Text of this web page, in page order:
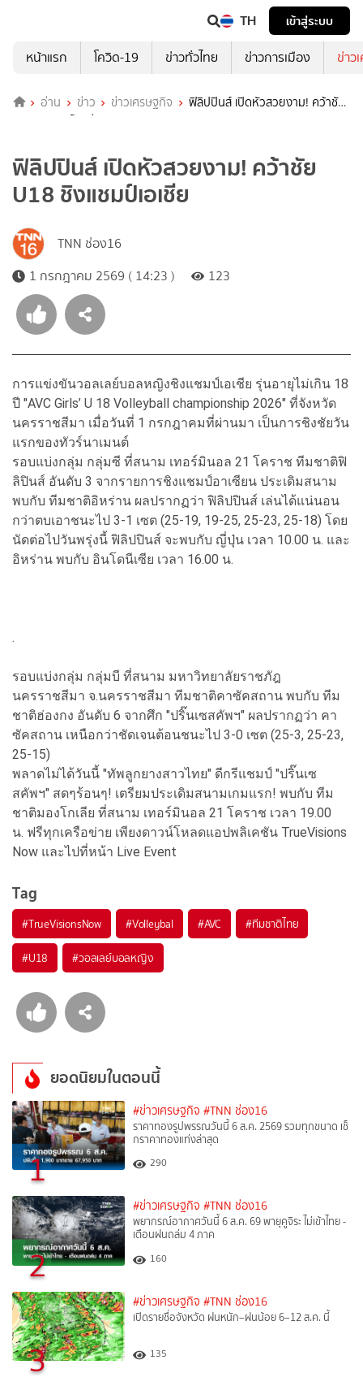
TH
เข้าสู่ระบบ
หน้าแรก
โควิด-19 ข่าวทั่วไทย ข่าวการเมือง ข่าว
อ่าน ข่าว ข่าวเศรษฐกิจ
ฟิลิปปินส์ เปิดหัวสวยงาม! คว้าชัย
U18 ชิงแชมป์เอเชีย
ฟิลิปปินส์ เปิดหัวสวยงาม! คว้าชัย
U18 ชิงแชมป์เอเชีย
TNN ช่อง16
1 กรกฎาคม 2569 ( 14:23 )
123
การแข่งขันวอลเลย์บอลหญิงชิงแชมป์เอเชีย รุ่นอายุไม่เกิน 18
ปี "AVC Girls’ U 18 Volleyball championship 2026" ที่จังหวัด
นครราชสีมา เมื่อวันที่ 1 กรกฎาคมที่ผ่านมา เป็นการชิงชัยวัน
แรกของทัวร์นาเมนต์
รอบแบ่งกลุ่ม กลุ่มซี ที่สนาม เทอร์มินอล 21 โคราช ทีมชาติฟิ
ลิปินส์ อันดับ 3 จากรายการชิงแชมป์อาเซียน ประเดิมสนาม
พบกับ ทีมชาติอิหร่าน ผลปรากฏว่า ฟิลิปปินส์ เล่นได้แน่นอน
กว่าตบเอาชนะไป 3-1 เซต (25-19, 19-25, 25-23, 25-18) โดย
นัดต่อไปวันพรุ่งนี้ ฟิลิปปินส์ จะพบกับ ญี่ปุ่น เวลา 10.00 น. และ
อิหร่าน พบกับ อินโดนีเซีย เวลา 16.00 น.
.
รอบแบ่งกลุ่ม กลุ่มบี ที่สนาม มหาวิทยาลัยราชภัฎ
นครราชสีมา จ.นครราชสีมา ทีมชาติคาซัคสถาน พบกับ ทีม
ชาติฮ่องกง อันดับ 6 จากศึก "ปริ๊นเซสคัพฯ" ผลปรากฏว่า คา
ซัคสถาน เหนือกว่าชัดเจนต้อนชนะไป 3-0 เซต (25-3, 25-23,
25-15)
พลาดไม่ได้วันนี้ "ทัพลูกยางสาวไทย" ดีกรีแชมป์ "ปริ๊นเซ
สคัพฯ" สดๆร้อนๆ! เตรียมประเดิมสนามเกมแรก! พบกับ ทีม
ชาติมองโกเลีย ที่สนาม เทอร์มินอล 21 โคราช เวลา 19.00
น. ฟรีทุกเครือข่าย เพียงดาวน์โหลดแอปพลิเคชัน TrueVisions
Now และไปที่หน้า Live Event
Tag
#TrueVisionsNow #Volleybal #AVC #ทีมชาติไทย
#U18 #วอลเลย์บอลหญิง
ยอดนิยมในตอนนี้
1
#ข่าวเศรษฐกิจ #TNN ช่อง16
ราคาทองรูปพรรณวันนี้ 6 ส.ค. 2569 รวมทุกขนาด เช็
กราคาทองแท่งล่าสุด
290
2
#ข่าวเศรษฐกิจ #TNN ช่อง16
พยากรณ์อากาศวันนี้ 6 ส.ค. 69 พายุคูจิระ ไม่เข้าไทย -
เตือนฝนถล่ม 4 ภาค
160
3
#ข่าวเศรษฐกิจ #TNN ช่อง16
เปิดรายชื่อจังหวัด ฝนหนัก–ฝนน้อย 6–12 ส.ค. นี้
135